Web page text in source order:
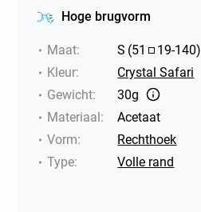
Hoge brugvorm
Maat: S (51 19-140)
Kleur:
Crystal Safari
Gewicht:
30g
Materiaal:
Acetaat
Vorm:
Rechthoek
Type: Volle rand